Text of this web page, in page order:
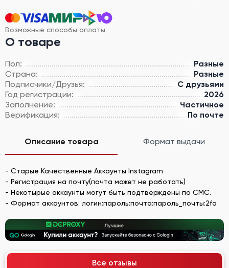
Возможные способы оплаты
О товаре
Пол:
Разные
Страна:
Разные
Подписчики/Друзья:
С друзьями
Год регистрации:
2026
Заполнение:
Частичное
Верификация:
По почте
Описание товара Формат выдачи
- Старые Качественные Аккаунты Instagram
- Регистрация на почту(почта может не работать)
- Некотырые аккаунты могут быть подтверждены по СМС.
- Формат аккаунтов: логин:пароль:почта:пароль_почты:2fa
Все отзывы